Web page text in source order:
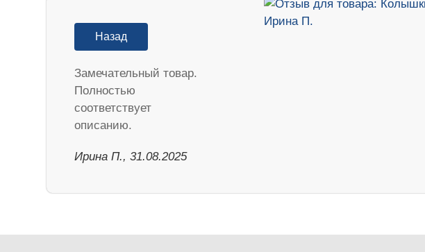
Назад
Замечательный товар.
Полностью
соответствует
описанию.
Ирина П., 31.08.2025